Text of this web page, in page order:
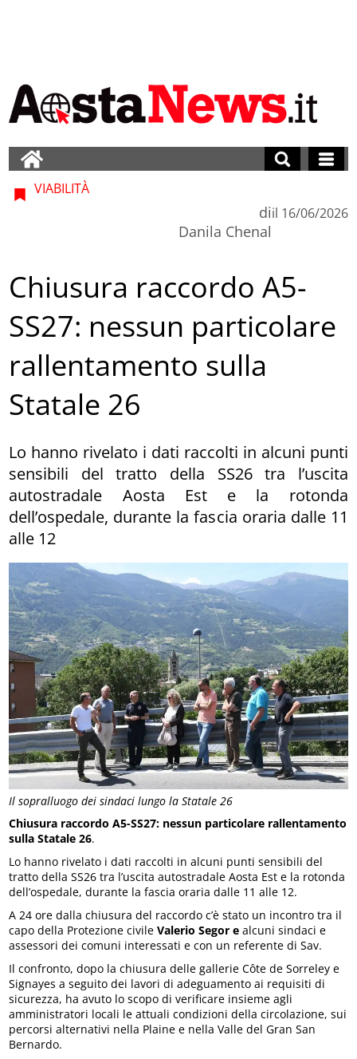
Il sopralluogo dei sindaci lungo la Statale 26
VIABILITÀ
di
Danila Chenal
il 16/06/2026
Chiusura raccordo A5-
SS27: nessun particolare
rallentamento sulla
Statale 26
Lo hanno rivelato i dati raccolti in alcuni punti
sensibili del tratto della SS26 tra l’uscita
autostradale Aosta Est e la rotonda
dell’ospedale, durante la fascia oraria dalle 11
alle 12
Chiusura raccordo A5-SS27: nessun particolare rallentamento
sulla Statale 26.
Lo hanno rivelato i dati raccolti in alcuni punti sensibili del
tratto della SS26 tra l’uscita autostradale Aosta Est e la rotonda
dell’ospedale, durante la fascia oraria dalle 11 alle 12.
A 24 ore dalla chiusura del raccordo c’è stato un incontro tra il
capo della Protezione civileValerio Segor ealcuni sindaci e
assessori dei comuni interessati e con un referente di Sav.
Il confronto, dopo la chiusura delle gallerie Côte de Sorreley e
Signayes a seguito dei lavori di adeguamento ai requisiti di
sicurezza, ha avuto lo scopo di verificare insieme agli
amministratori locali le attuali condizioni della circolazione, sui
percorsi alternativi nella Plaine e nella Valle del Gran San
Bernardo.